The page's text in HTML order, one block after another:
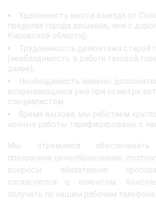
Удаленность места выезда от
пределах города дешевле, чем с
Кировской области);
Трудоемкость демонтажа старой
(необходимость в работе газовой
далее);
Необходимость замены
вскрывающаяся уже при осмотре
специалистом;
Время вызова: мы работаем
ночные работы тарифицированы с
Мы стремимся обеспечивать
прозрачное ценообразование,
вопросы обязательно
согласуются с клиентом.
получить по нашим рабочим